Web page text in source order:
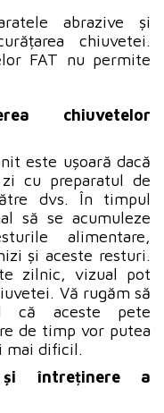
abrazive și
chiuvetei.
FAT nu permite
chiuvetelor
este ușoară dacă
cu preparatul de
dvs. În timpul
să se acumuleze
alimentare,
și aceste resturi.
zilnic, vizual pot
Vă rugăm să
că aceste pete
de timp vor putea
mai dificil.
întreținere a